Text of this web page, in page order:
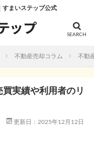
すまいステップ公式
不動産売却コラム 不動
実績や利用者のリ
更新日：2025年12月12日